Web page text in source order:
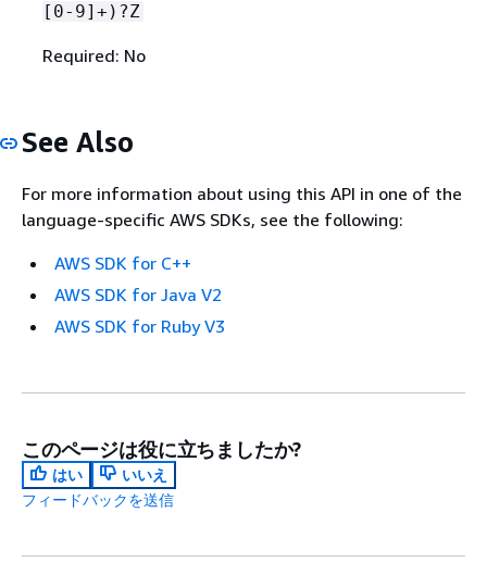
[0-9]+)?Z
Required: No
See Also
For more information about using this API in one of the
language-specific AWS SDKs, see the following:
AWS SDK for C++
AWS SDK for Java V2
AWS SDK for Ruby V3
このページは役に立ちましたか?
はい
いいえ
フィードバックを送信